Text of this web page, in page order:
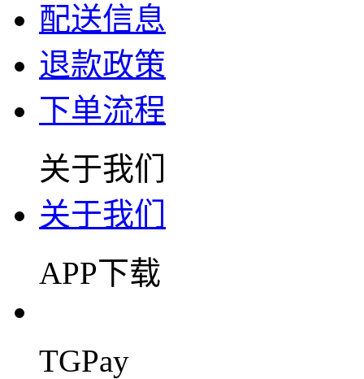
配送信息
退款政策
下单流程
关于我们
关于我们
APP下载
TGPay